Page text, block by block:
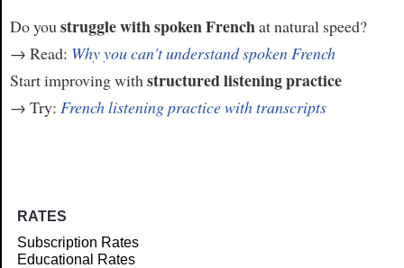
Do youstruggle with spoken Frenchat natural speed?
→ Read: Why you can't understand spoken French
Start improving withstructured listening practice
→ Try: French listening practice with transcripts
RATES
Subscription Rates
Educational Rates